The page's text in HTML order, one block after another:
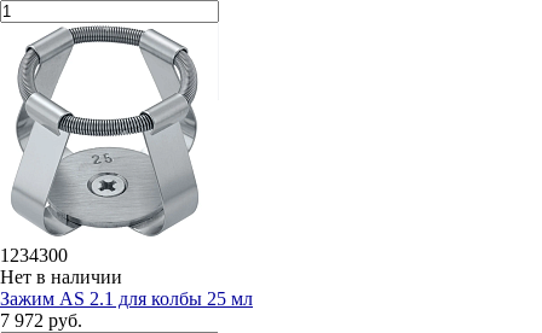
1234300
Нет в наличии
Зажим AS 2.1 для колбы 25 мл
7 972 руб.